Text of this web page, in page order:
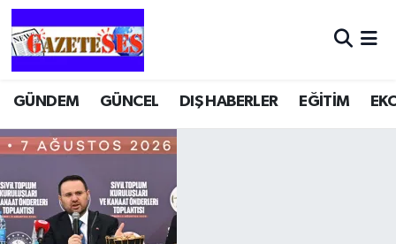
GÜNDEM GÜNCEL DIŞ HABERLER EĞİTİM